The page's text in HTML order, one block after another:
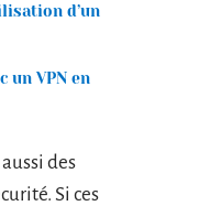
d’un
un VPN en
des
Si ces